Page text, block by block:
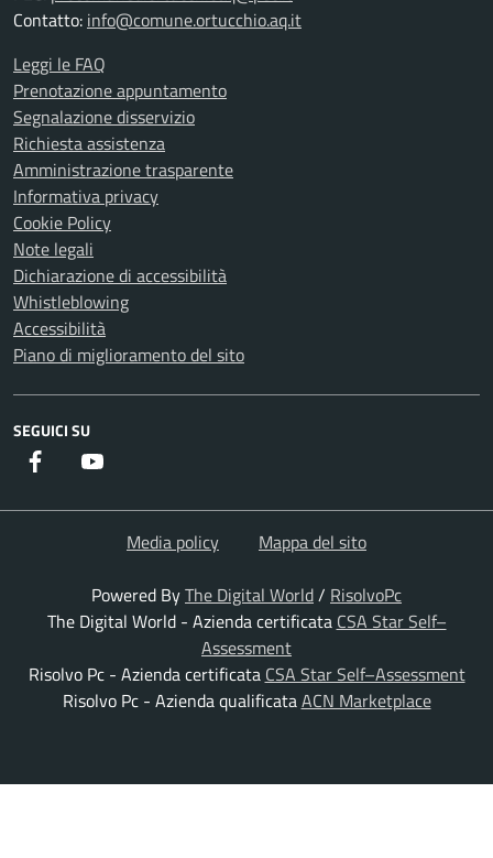
Contatto: info@comune.ortucchio.aq.it
Leggi le FAQ
Prenotazione appuntamento
Segnalazione disservizio
Richiesta assistenza
Amministrazione trasparente
Informativa privacy
Cookie Policy
Note legali
Dichiarazione di accessibilità
Whistleblowing
Accessibilità
Piano di miglioramento del sito
SEGUICI SU
Facebook
Media policy
Mappa del sito
Powered ByThe Digital World/ RisolvoPc
The Digital World - Azienda certificata CSA Star Self–
Assessment
Risolvo Pc - Azienda certificata CSA Star Self–Assessment
Risolvo Pc - Azienda qualificataACN Marketplace